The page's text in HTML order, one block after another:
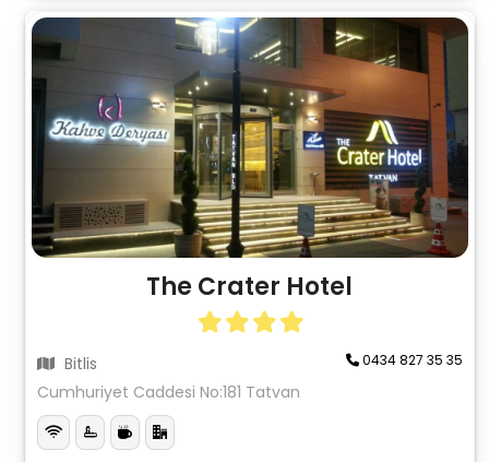
The Crater Hotel
Bitlis 0434 827 35 35
Cumhuriyet Caddesi No:181 Tatvan